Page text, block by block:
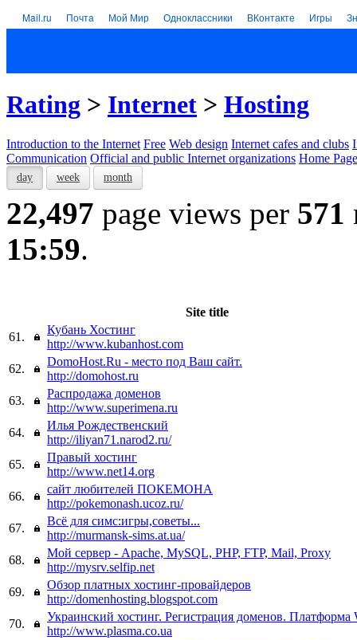
Mail.ru Почта Мой Мир Одноклассники ВКонтакте Игры
Rating > Internet > Hosting
Introduction to the Internet Free Web design Internet cafes and clubs
Communication Official and public Internet organizations Home
day week month
22,497 page views per 571
15:59.
Site title
61.
Кубань Хостинг
http://www.kubanhost.com
62.
DomoHost.Ru - место под Ваш сайт.
http://domohost.ru
63.
Распродажа доменов
http://www.superimena.ru
64.
Илья Рождественский
http://iliyan71.narod2.ru/
65.
Правый хостинг
http://www.net14.org
66.
сайт любителей ПОКЕМОНА
http://pokemonash.ucoz.ru/
67.
Всё для симс:игры,советы...
http://murmansk-sims.at.ua/
68.
Мой сервер - Apache, MySQL, PHP, FTP, Mail, Proxy
http://mysrv.selfip.net
69.
Обзор платных хостинг-провайдеров
http://domenhosting.blogspot.com
70.
Украинский хостинг. Регистрация доменов. Платформа
http://www.plasma.co.ua